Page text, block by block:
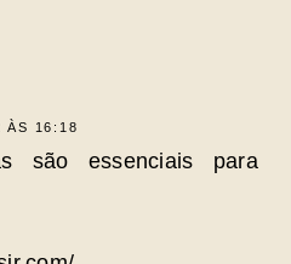
ÀS 16:18
são essenciais para